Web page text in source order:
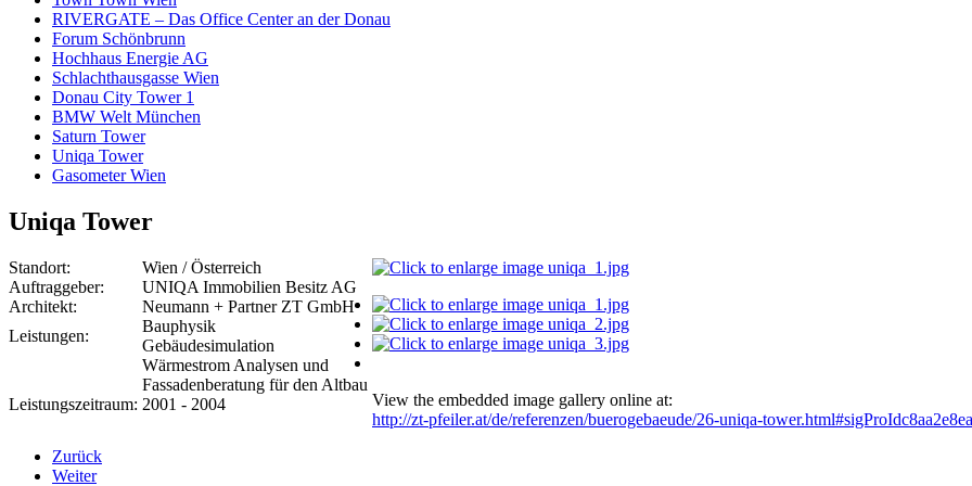
RIVERGATE – Das Office Center an der Donau
Forum Schönbrunn
Hochhaus Energie AG
Schlachthausgasse Wien
Donau City Tower 1
BMW Welt München
Saturn Tower
Uniqa Tower
Gasometer Wien
Uniqa Tower
Standort:
Wien / Österreich
Auftraggeber:
UNIQA Immobilien Besitz AG
Architekt:
Neumann + Partner ZT GmbH
Leistungen:
Bauphysik
Gebäudesimulation
Wärmestrom Analysen und
Fassadenberatung für den Altbau
Leistungszeitraum: 2001 - 2004
View the embedded image gallery online at:
http://zt-pfeiler.at/de/referenzen/buerogebaeude/26-uniqa-
Zurück
Weiter